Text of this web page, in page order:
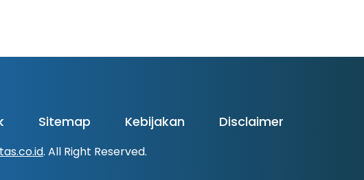
Sitemap Kebijakan Disclaimer
. All Right Reserved.